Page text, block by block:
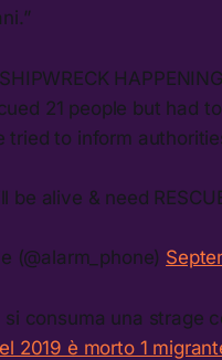
21 people but had
tried to inform
be alive & need
(@alarm_phone)
consuma una strage
2019 è morto 1